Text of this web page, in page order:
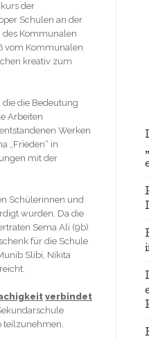
der
Schulen an der
des Kommunalen
vom Kommunalen
kreativ zum
die Bedeutung
Arbeiten
Werken
„Frieden“ in
mit der
Schülerinnen und
wurden. Da die
Sema Ali (9b)
für die Schule
Slibi, Nikita
verbindet
teilzunehmen.